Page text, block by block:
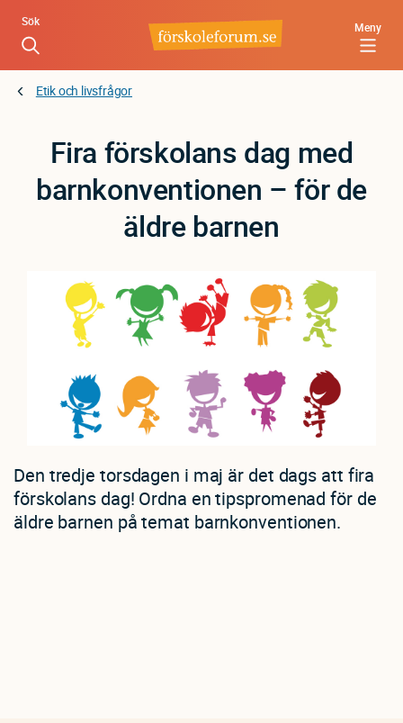
Hoppa
huvudinnehåll
Meny
Sök
Etik och livsfrågor
Fira förskolans dag med
barnkonventionen – för de
äldre barnen
Den tredje torsdagen i maj är det dags att fira
förskolans dag! Ordna en tipspromenad för de
äldre barnen på temat barnkonventionen.